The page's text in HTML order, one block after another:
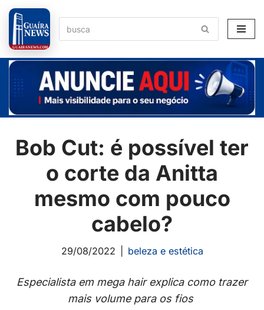
Pular
para
o
conteúdo
Bob Cut: é possível ter
o corte da Anitta
mesmo com pouco
cabelo?
29/08/2022 beleza e estética
Especialista em mega hair explica como trazer
mais volume para os fios